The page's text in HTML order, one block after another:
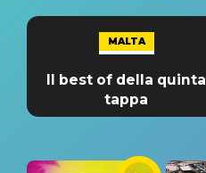
MALTA
Il best of della quinta
tappa